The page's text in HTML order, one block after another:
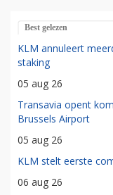
Best gelezen
KLM annuleert
staking
05 aug 26
Transavia opent
Brussels Airport
05 aug 26
KLM stelt eerste
06 aug 26